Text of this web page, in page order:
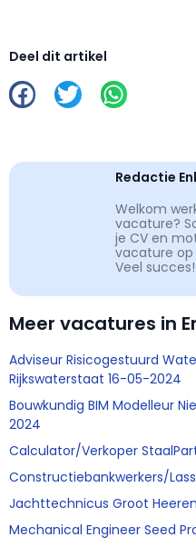
Deel dit artikel
Redactie
Welkom
vacature?
je CV en
vacature op
Veel succes!
Meer vacatures in
Adviseur Risicogestuurd
Rijkswaterstaat 16-05-2024
Bouwkundig BIM Modelleur
2024
Calculator/Verkoper
Constructiebankwerkers/
Jachttechnicus Groot
Mechanical Engineer Seed